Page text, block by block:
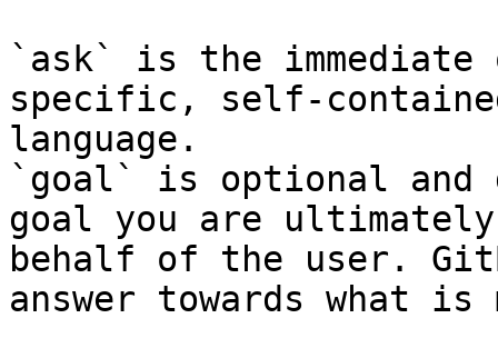
`ask` is the
specific, self-
language.
`goal` is optional and
goal you are
behalf of the user.
answer towards what